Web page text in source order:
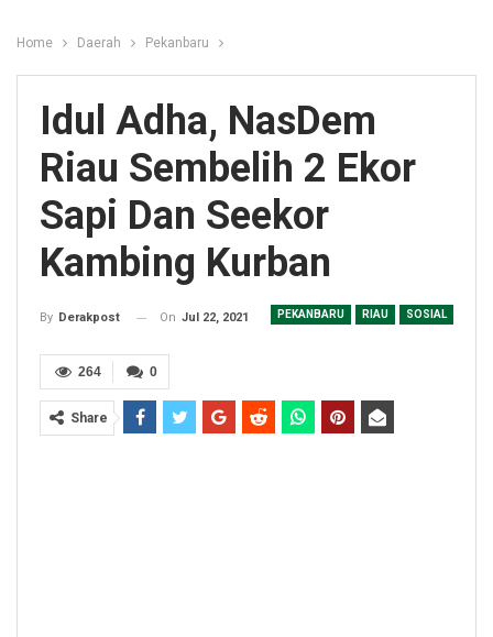
Home Daerah Pekanbaru
Idul Adha, NasDem
Riau Sembelih 2 Ekor
Sapi Dan Seekor
Kambing Kurban
PEKANBARU RIAU SOSIAL
By Derakpost On Jul 22, 2021
0
264
Share